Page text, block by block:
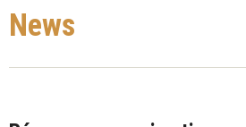
c
h
Are
Here
News